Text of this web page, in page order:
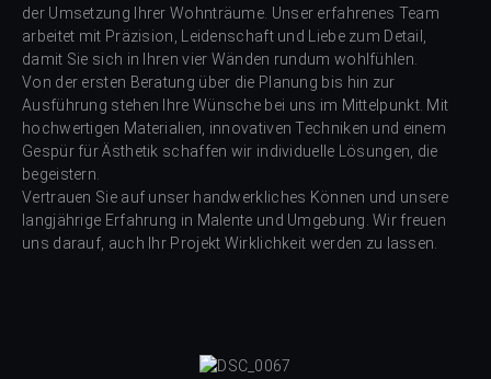
der Umsetzung Ihrer Wohnträume. Unser erfahrenes Team
arbeitet mit Präzision, Leidenschaft und Liebe zum Detail,
damit Sie sich in Ihren vier Wänden rundum wohlfühlen.
Von der ersten Beratung über die Planung bis hin zur
Ausführung stehen Ihre Wünsche bei uns im Mittelpunkt. Mit
hochwertigen Materialien, innovativen Techniken und einem
Gespür für Ästhetik schaffen wir individuelle Lösungen, die
begeistern.
Vertrauen Sie auf unser handwerkliches Können und unsere
langjährige Erfahrung in Malente und Umgebung. Wir freuen
uns darauf, auch Ihr Projekt Wirklichkeit werden zu lassen.